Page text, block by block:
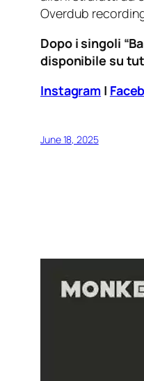
Overdub
Dopo i singoli
disponibile su
Instagram |
June 18, 2025